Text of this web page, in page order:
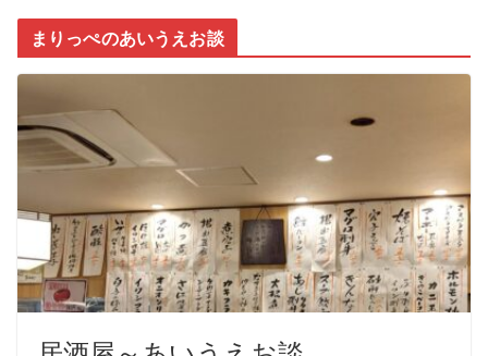
まりっぺのあいうえお談